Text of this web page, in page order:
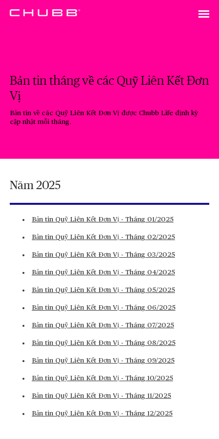
Bản tin tháng về các Quỹ Liên Kết Đơn
Vị
Bản tin về các Quỹ Liên Kết Đơn Vị được Chubb Life định kỳ
cập nhật mỗi tháng.
Năm 2025
Bản tin Quỹ Liên Kết Đơn Vị - Tháng 01/2025
Bản tin Quỹ Liên Kết Đơn Vị - Tháng 02/2025
Bản tin Quỹ Liên Kết Đơn Vị - Tháng 03/2025
Bản tin Quỹ Liên Kết Đơn Vị - Tháng 04/2025
Bản tin Quỹ Liên Kết Đơn Vị - Tháng 05/2025
Bản tin Quỹ Liên Kết Đơn Vị - Tháng 06/2025
Bản tin Quỹ Liên Kết Đơn Vị - Tháng 07/2025
Bản tin Quỹ Liên Kết Đơn Vị - Tháng 08/2025
Bản tin Quỹ Liên Kết Đơn Vị - Tháng 09/2025
Bản tin Quỹ Liên Kết Đơn Vị - Tháng 10/2025
Bản tin Quỹ Liên Kết Đơn Vị - Tháng 11/2025
Bản tin Quỹ Liên Kết Đơn Vị - Tháng 12/2025